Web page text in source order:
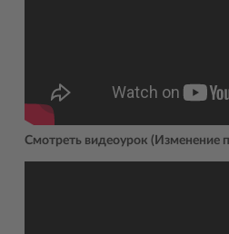
Смотреть видеоурок (Изменение